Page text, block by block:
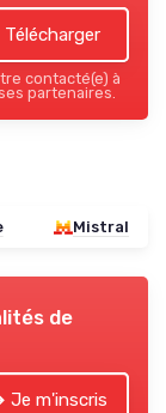
contacté(e) à
partenaires.
Mistral
de
Je m'inscris